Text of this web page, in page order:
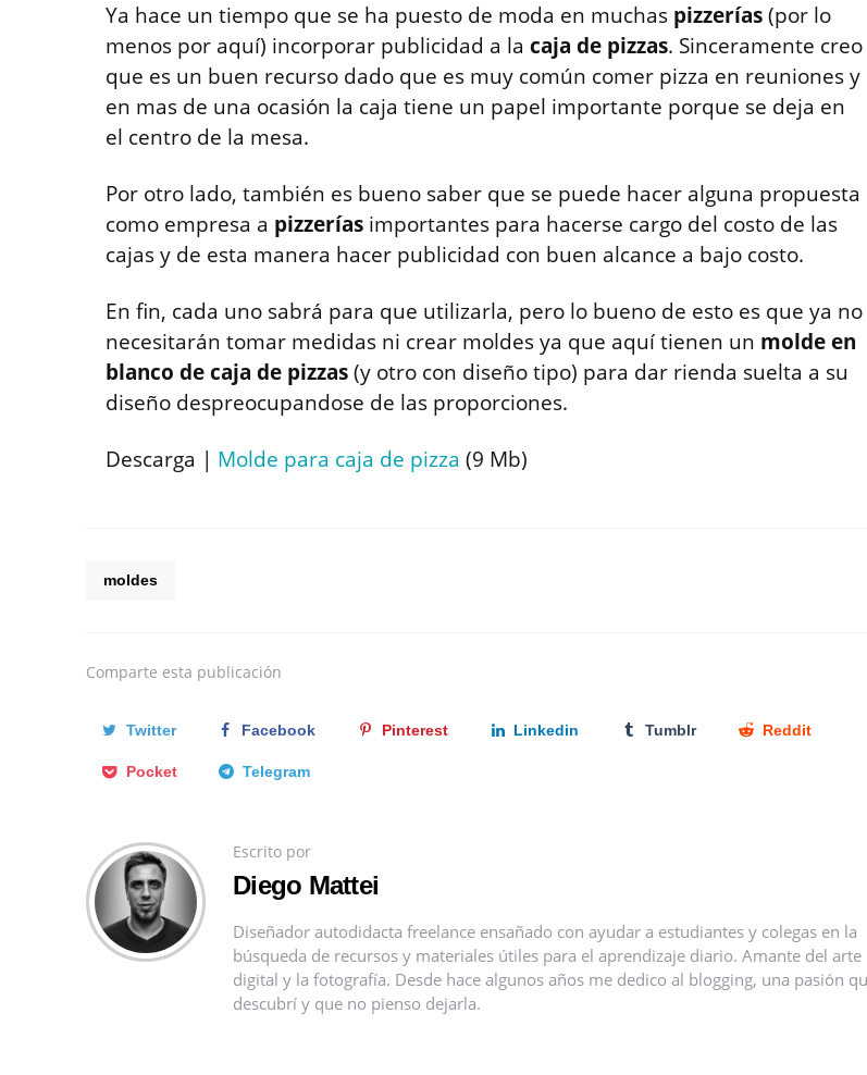
Ya hace un tiempo que se ha puesto de moda en muchas pizzerías(por lo
menos por aquí) incorporar publicidad a la caja de pizzas. Sinceramente creo
que es un buen recurso dado que es muy común comer pizza en reuniones y
en mas de una ocasión la caja tiene un papel importante porque se deja en
el centro de la mesa.
Por otro lado, también es bueno saber que se puede hacer alguna propuesta
como empresa a pizzerías importantes para hacerse cargo del costo de las
cajas y de esta manera hacer publicidad con buen alcance a bajo costo.
En fin, cada uno sabrá para que utilizarla, pero lo bueno de esto es que ya no
necesitarán tomar medidas ni crear moldes ya que aquí tienen un molde en
blanco de caja de pizzas(y otro con diseño tipo) para dar rienda suelta a su
diseño despreocupandose de las proporciones.
Descarga | Molde para caja de pizza (9 Mb)
moldes
Comparte esta publicación
Twitter Facebook Pinterest Linkedin Tumblr Reddit
Pocket Telegram
Escrito por
Diego Mattei
Diseñador autodidacta freelance ensañado con ayudar a estudiantes y colegas en la
búsqueda de recursos y materiales útiles para el aprendizaje diario. Amante del arte
digital y la fotografía. Desde hace algunos años me dedico al blogging, una pasión
descubrí y que no pienso dejarla.